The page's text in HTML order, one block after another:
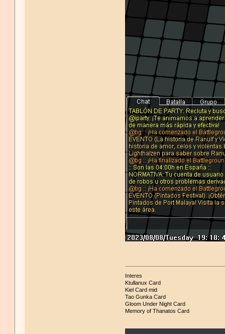
Interes
Ktullanux Card
Kiel Card mid
Tao Gunka Card
Gloom Under Night Card
Memory of Thanatos Card